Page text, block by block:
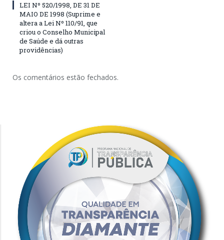
LEI Nº 520/1998, DE 31 DE
MAIO DE 1998 (Suprime e
altera a Lei Nº 110/91, que
criou o Conselho Municipal
de Saúde e dá outras
providências)
Os comentários estão fechados.